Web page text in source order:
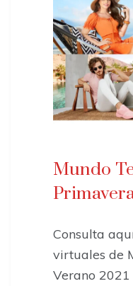
Mundo
Consulta
virtuales de
Verano